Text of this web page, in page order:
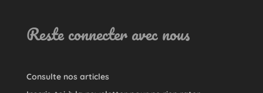
Reste connecter avec nous
Consulte nos articles